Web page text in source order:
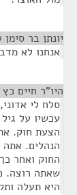
יונתן בר סימן
אנחנו לא
היו"ר חיים כץ
סלח לי
עכשיו על
הצעת חוק.
הנהלים. אתה
החוק ואחר
שאתה רוצה.
היא תעלה